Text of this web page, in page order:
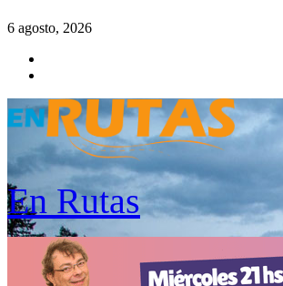
Saltar
contenido
6 agosto, 2026
En Rutas